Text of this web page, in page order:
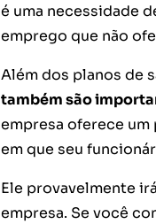
é uma necessidade
emprego que não
Além dos planos de
também são
empresa oferece
em que seu
Ele provavelmente
empresa. Se você